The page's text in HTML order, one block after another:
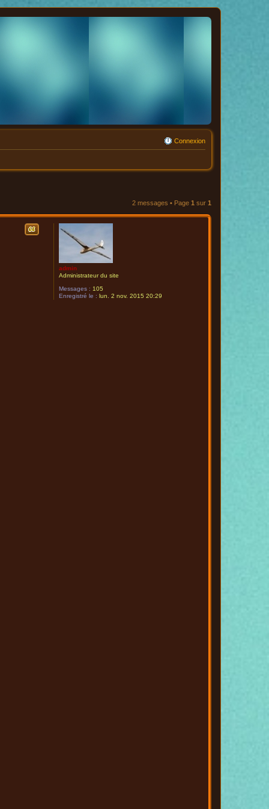
Connexion
2 messages • Page 1 sur 1
admin
Administrateur du site
Messages : 105
Enregistré le : lun. 2 nov. 2015 20:29
Citation